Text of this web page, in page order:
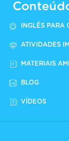
INGLÊS PARA
ATIVIDADES
MATERIAIS
BLOG
VÍDEOS